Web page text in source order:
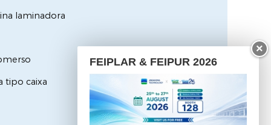
laminadora
tipo caixa
×
FEIPLAR & FEIPUR 2026